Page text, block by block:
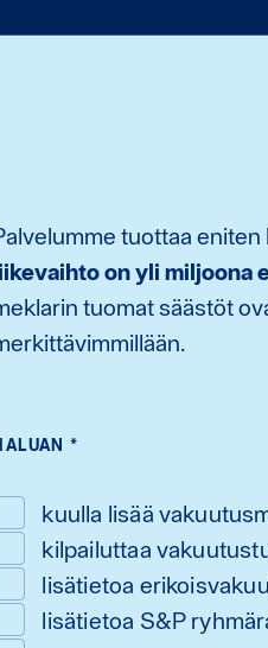
tuottaa
on yli miljoona
tuomat säästöt
*
kuulla lisää
kilpailuttaa
lisätietoa
lisätietoa S&P